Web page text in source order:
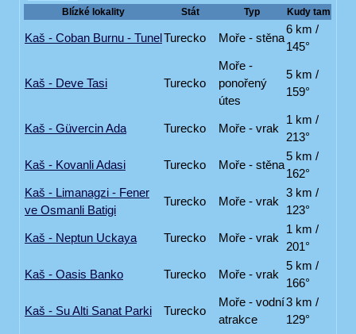
Blízké lokality Stát Typ Kudy tam
Kaš - Coban Burnu - TunelTurecko Moře - stěna
6 km /
145°
Kaš - Deve Tasi Turecko
Moře -
ponořený
útes
5 km /
159°
Kaš - Güvercin Ada Turecko Moře - vrak
1 km /
213°
Kaš - Kovanli Adasi Turecko Moře - stěna
5 km /
162°
Kaš - Limanagzi - Fener
ve Osmanli Batigi
Turecko Moře - vrak
3 km /
123°
Kaš - Neptun Uckaya Turecko Moře - vrak
1 km /
201°
Kaš - Oasis Banko Turecko Moře - vrak
5 km /
166°
Kaš - Su Alti Sanat Parki Turecko
Moře - vodní
atrakce
3 km /
129°